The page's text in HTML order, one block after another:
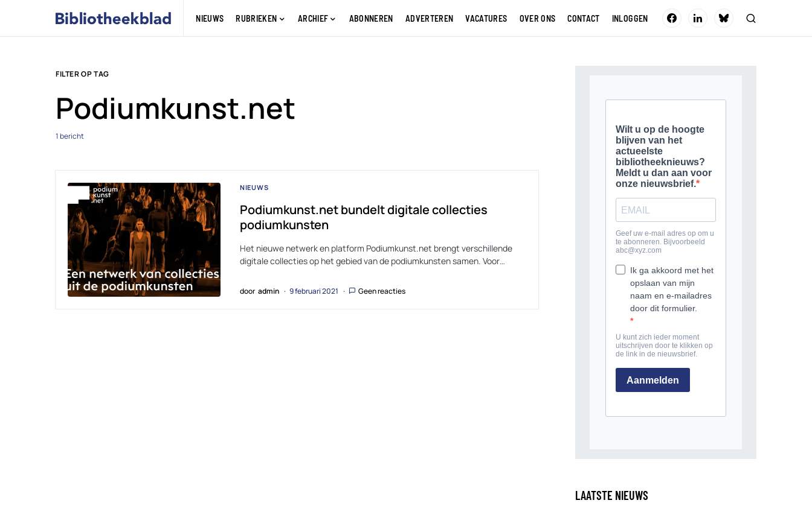
NIEUWS RUBRIEKEN ARCHIEF ABONNEREN ADVERTEREN VACATURES OVER ONS CONTACT INLOGGEN
FILTER OP TAG
Podiumkunst.net
1 bericht
NIEUWS
Podiumkunst.net bundelt digitale collecties
podiumkunsten
Het nieuwe netwerk en platform Podiumkunst.net brengt verschillende
digitale collecties op het gebied van de podiumkunsten samen. Voor…
door admin 9 februari 2021 Geen reacties
LAATSTE NIEUWS